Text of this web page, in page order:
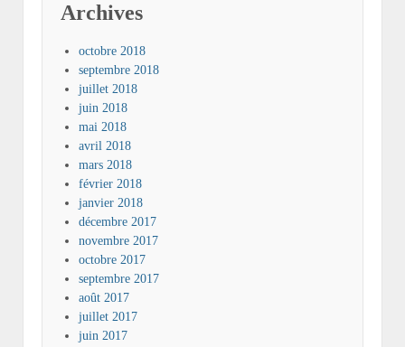
Archives
octobre 2018
septembre 2018
juillet 2018
juin 2018
mai 2018
avril 2018
mars 2018
février 2018
janvier 2018
décembre 2017
novembre 2017
octobre 2017
septembre 2017
août 2017
juillet 2017
juin 2017